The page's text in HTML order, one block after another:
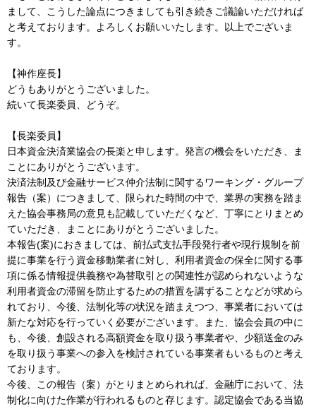
まして、こうした論点につきましても引き続きご議論いただければ
と考えております。よろしくお願いいたします。以上でございま
す。
【神作座長】
どうもありがとうございました。
続いて長楽委員、どうぞ。
【長楽委員】
日本資金決済業協会の長楽と申します。発言の機会をいただき、ま
ことにありがとうございます。
決済法制及び金融サービス仲介法制に関するワーキング・グループ
報告（案）につきまして、限られた時間の中で、業界の実務を踏ま
えた協会事務局の意見も記載していただくなど、丁寧にとりまとめ
ていただき、まことにありがとうございました。
本報告(案)におきましては、前払式支払手段発行者や現行規制を前
提に事業を行う資金移動業者に対し、利用者資金の保全に関する事
項に係る情報提供義務や為替取引との関連性が認められないような
利用者資金の滞留を防止するための措置を講ずることなどが求めら
れており、今後、法制化等の状況を踏まえつつ、事業者においては
新たな対応を行っていく必要がございます。また、協会会員の中に
も、今後、創設される高額資金を取り扱う事業者や、少額送金のみ
を取り扱う事業への参入を検討されている事業者もいるものと考え
ております。
今後、この報告（案）がとりまとめられれば、金融庁において、法
制化に向けた作業が行われるものと存じます。認定協会である当協